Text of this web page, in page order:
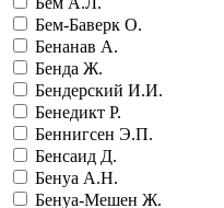
Бем-Баверк О.
Бенанав А.
Бенда Ж.
Бендерский И.И.
Бенедикт Р.
Беннигсен Э.П.
Бенсаид Д.
Бенуа А.Н.
Бенуа-Мешен Ж.